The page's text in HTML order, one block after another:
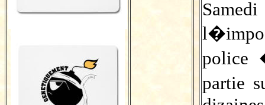
partie